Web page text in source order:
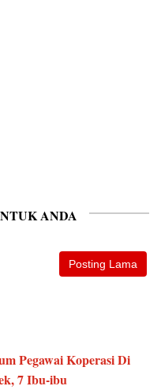
ANDA
Posting Lama
Pegawai Koperasi Di
7 Ibu-ibu